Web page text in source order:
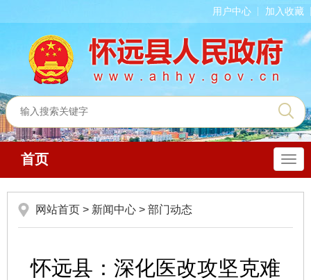
用户中心 加入收藏
导
航
首页
网站首页 > 新闻中心 > 部门动态
怀远县：深化医改攻坚克难